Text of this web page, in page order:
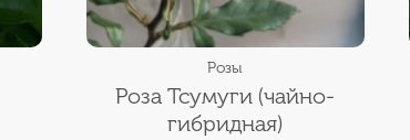
Розы
Роза Тсумуги (чайно-
гибридная)